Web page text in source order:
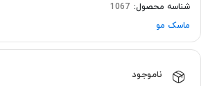
شناسه محصول: 1067
ماسک مو
ناموجود